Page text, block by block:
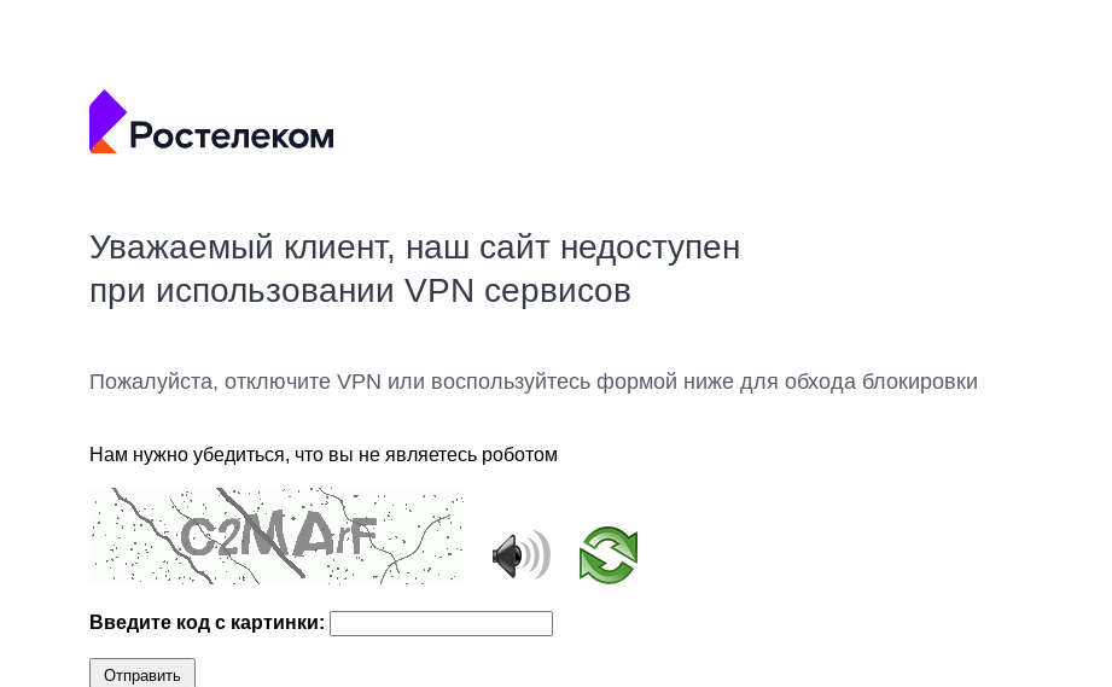
Уважаемый клиент, наш сайт недоступен
при использовании VPN сервисов
Пожалуйста, отключите VPN или воспользуйтесь формой ниже для обхода блокировки
Нам нужно убедиться, что вы не являетесь роботом
Введите код с картинки:
Отправить